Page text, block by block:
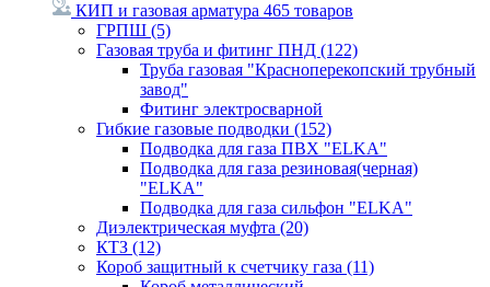
КИП и газовая арматура 465 товаров
ГРПШ (5)
Газовая труба и фитинг ПНД (122)
Труба газовая "Красноперекопский трубный
завод"
Фитинг электросварной
Гибкие газовые подводки (152)
Подводка для газа ПВХ "ELKA"
Подводка для газа резиновая(черная)
"ELKA"
Подводка для газа сильфон "ELKA"
Диэлектрическая муфта (20)
КТЗ (12)
Короб защитный к счетчику газа (11)